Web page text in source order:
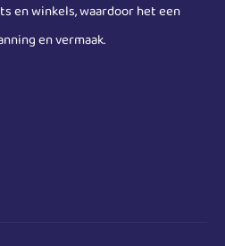
en winkels, waardoor het een
en vermaak.